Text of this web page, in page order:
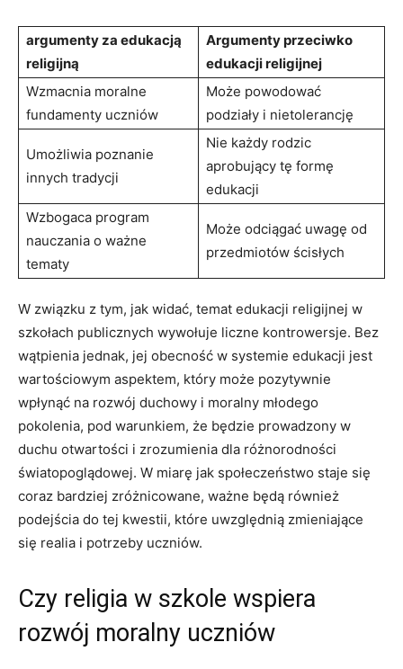
argumenty za edukacją
religijną
Argumenty przeciwko
edukacji religijnej
Wzmacnia moralne
fundamenty uczniów
Może powodować
podziały i nietolerancję
Umożliwia poznanie
innych tradycji
Nie każdy rodzic
aprobujący tę formę
edukacji
Wzbogaca program
nauczania o ważne
tematy
Może odciągać uwagę od
przedmiotów ścisłych
W związku z tym, jak widać, temat edukacji religijnej w
szkołach publicznych wywołuje liczne kontrowersje. Bez
wątpienia jednak, jej obecność w systemie edukacji jest
wartościowym aspektem, który może pozytywnie
wpłynąć na rozwój duchowy i moralny młodego
pokolenia, pod warunkiem, że będzie prowadzony w
duchu otwartości i zrozumienia dla różnorodności
światopoglądowej. W miarę jak społeczeństwo staje się
coraz bardziej zróżnicowane, ważne będą również
podejścia do tej kwestii, które uwzględnią zmieniające
się realia i potrzeby uczniów.
Czy religia w szkole wspiera
rozwój moralny uczniów